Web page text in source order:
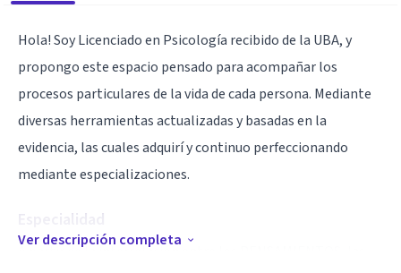
Hola! Soy Licenciado en Psicología recibido de la UBA, y
propongo este espacio pensado para acompañar los
procesos particulares de la vida de cada persona. Mediante
diversas herramientas actualizadas y basadas en la
evidencia, las cuales adquirí y continuo perfeccionando
mediante especializaciones.
Especialidad
A partir de la interrelación entre los PENSAMIENTOS, las
Ver descripción completa